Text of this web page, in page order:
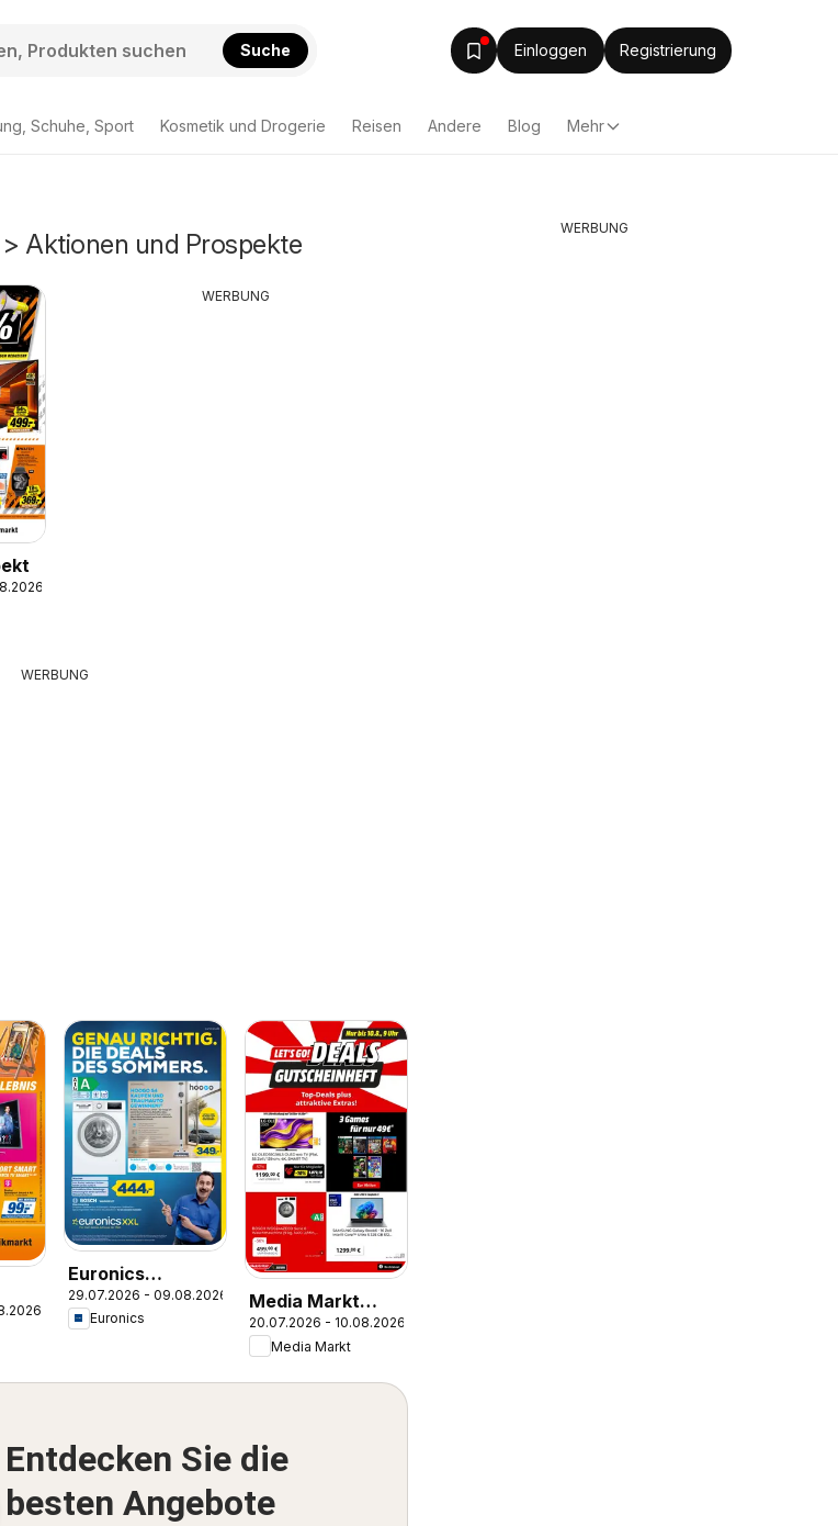
Suche Einloggen Registrierung
Schuhe, Sport Kosmetik und Drogerie Reisen Andere Blog Mehr
Aktionen und Prospekte
WERBUNG
WERBUNG
Euronics
Prospekt
29.07.2026 - 09.08.2026
Euronics
Media Markt
Prospekt
20.07.2026 - 10.08.2026
Media Markt
Entdecken Sie die
besten Angebote
WERBUNG